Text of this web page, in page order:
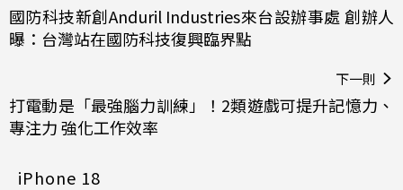
國防科技新創Anduril Industries來台設辦事處 創辦人
曝：台灣站在國防科技復興臨界點
下一則
打電動是「最強腦力訓練」！2類遊戲可提升記憶力、
專注力 強化工作效率
iPhone 18